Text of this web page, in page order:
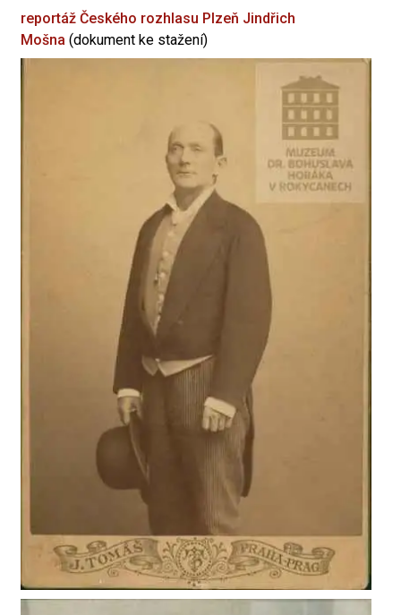
reportáž Českého rozhlasu Plzeň Jindřich
Mošna (dokument ke stažení)